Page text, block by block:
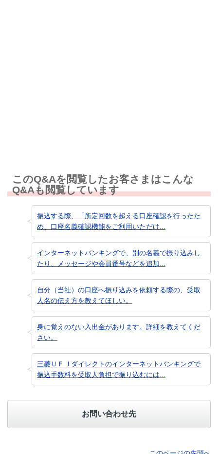
このQ&Aを閲覧したお客さまはこんな
Q&Aも閲覧しています
振込する際、「所定回数を超える口座確認を行ったた
め、口座名義確認機能をご利用いただけ...
インターネットバンキングで、別の名義で振り込みし
たり、メッセージや会員番号などを追加...
自分（当社）の口座へ振り込みを依頼する際の、受取
人名の伝え方を教えてほしい。
身に覚えのない入出金があります。詳細を教えてくだ
さい。
三菱ＵＦＪダイレクトのインターネットバンキングで
振込手数料を受取人負担で振り込むには...
お問い合わせ先